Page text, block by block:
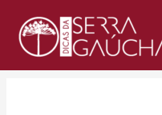
para
conteúdo